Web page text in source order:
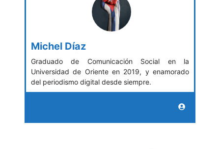
Michel Díaz
Graduado de Comunicación Social en la
Universidad de Oriente en 2019, y enamorado
del periodismo digital desde siempre.